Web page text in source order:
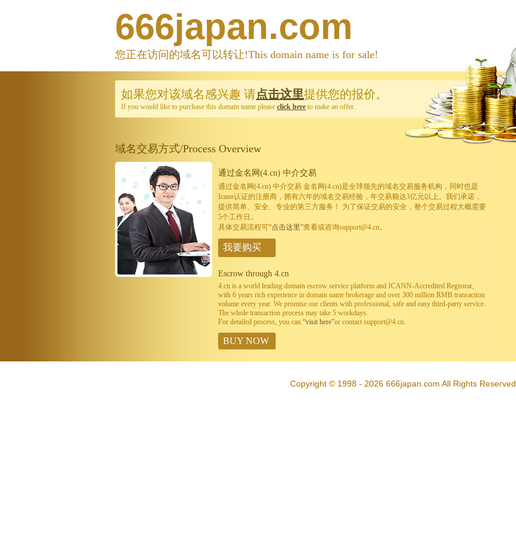
666japan.com
您正在访问的域名可以转让!This domain name is for sale!
如果您对该域名感兴趣 请点击这里提供您的报价。
If you would like to purchase this domain name please click here to make an offer.
域名交易方式/Process Overview
通过金名网(4.cn) 中介交易
通过金名网(4.cn) 中介交易 金名网(4.cn)是全球领先的域名交易服务机构，同时也是
Icann认证的注册商，拥有六年的域名交易经验，年交易额达3亿元以上。我们承诺，
提供简单、安全、专业的第三方服务！ 为了保证交易的安全，整个交易过程大概需要
5个工作日。
具体交易流程可“点击这里”查看或咨询support@4.cn。
我要购买
Escrow through 4.cn
4.cn is a world leading domain escrow service platform and ICANN-Accredited Registrar,
with 6 years rich experience in domain name brokerage and over 300 million RMB transaction
volume every year. We promise our clients with professional, safe and easy third-party service.
The whole transaction process may take 5 workdays.
For detailed process, you can “visit here”or contact support@4.cn.
BUY NOW
Copyright © 1998 - 2026 666japan.com All Rights Reserved